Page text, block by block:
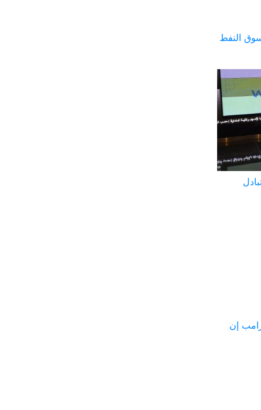
النفط
قول ترامب إن